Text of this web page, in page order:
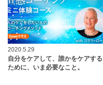
2020.5.29
自分をケアして、誰かをケアする
ために、いま必要なこと。